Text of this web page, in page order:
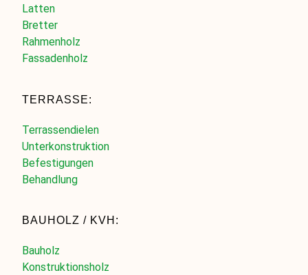
Latten
Bretter
Rahmenholz
Fassadenholz
TERRASSE:
Terrassendielen
Unterkonstruktion
Befestigungen
Behandlung
BAUHOLZ / KVH:
Bauholz
Konstruktionsholz